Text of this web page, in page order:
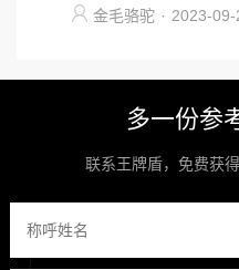
金毛骆驼 · 2023-09-
多一份参
联系王牌盾，免费获